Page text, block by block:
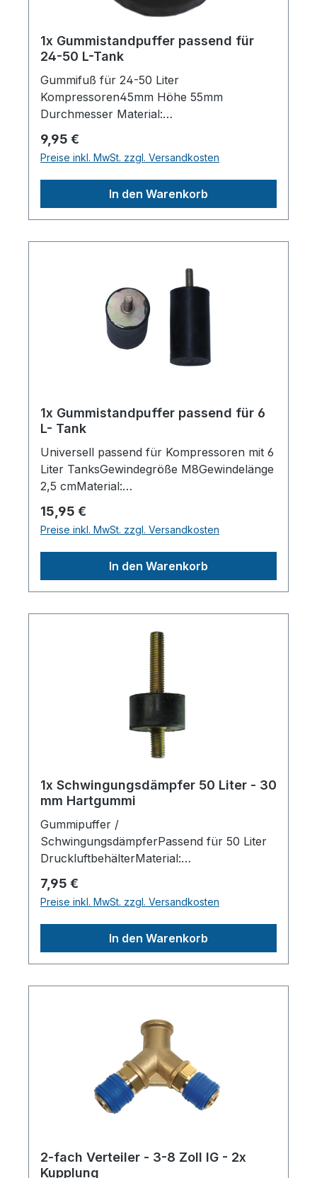
1x Gummistandpuffer passend für
24-50 L-Tank
Gummifuß für 24-50 Liter
Kompressoren45mm Höhe 55mm
Durchmesser Material:
AEROTEC KompressorenFerdinand-
Porsche-Str. 16, 63500 Seligenstadt,
Deutschlandinfo@aerotec.info
Regulärer Preis:
9,95 €
Preise inkl. MwSt. zzgl. Versandkosten
In den Warenkorb
1x Gummistandpuffer passend für 6
L- Tank
Universell passend für Kompressoren mit 6
Liter TanksGewindegröße M8Gewindelänge
2,5 cmMaterial:
AEROTEC KompressorenFerdinand-
Porsche-Str. 16, 63500 Seligenstadt,
Deutschlandinfo@aerotec.info
Regulärer Preis:
15,95 €
Preise inkl. MwSt. zzgl. Versandkosten
In den Warenkorb
1x Schwingungsdämpfer 50 Liter - 30
mm Hartgummi
Gummipuffer /
SchwingungsdämpferPassend für 50 Liter
DruckluftbehälterMaterial:
15 + 1 x 30 mmDurchmesser Puffer:30
mmHöhe Puffer: 15
mmHerstellerpro)SALES GmbH, AEROTEC
KompressorenFerdinand-Porsche-Str. 16,
Regulärer Preis:
7,95 €
Preise inkl. MwSt. zzgl. Versandkosten
In den Warenkorb
2-fach Verteiler - 3-8 Zoll IG - 2x
Kupplung